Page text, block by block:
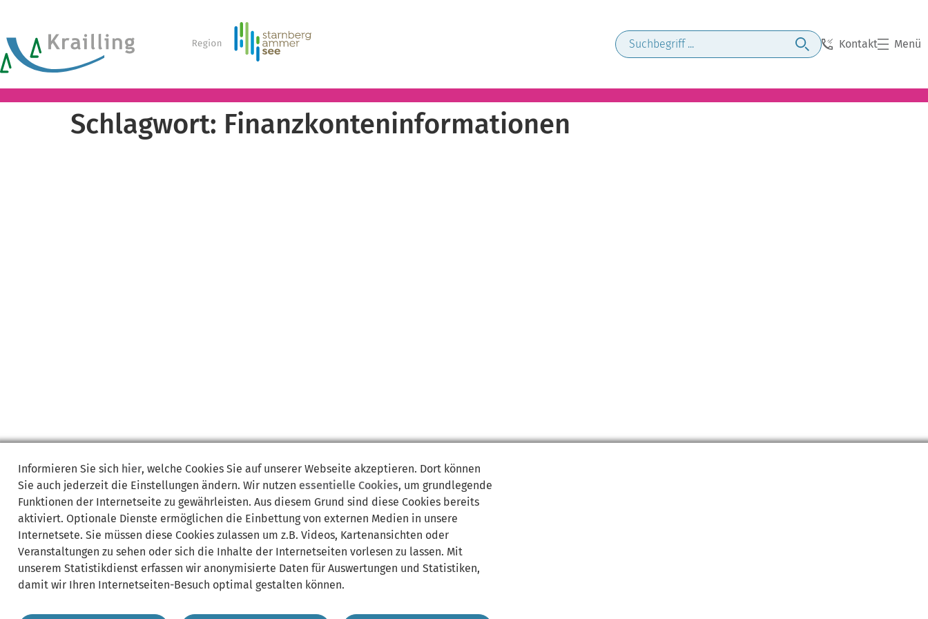
Kontakt Menü
Schlagwort: Finanzkonteninformationen
Informieren Sie sich hier, welche Cookies Sie auf unserer Webseite akzeptieren. Dort können
Sie auch jederzeit die Einstellungen ändern. Wir nutzen essentielle Cookies, um grundlegende
Funktionen der Internetseite zu gewährleisten. Aus diesem Grund sind diese Cookies bereits
aktiviert. Optionale Dienste ermöglichen die Einbettung von externen Medien in unsere
Internetsete. Sie müssen diese Cookies zulassen um z.B. Videos, Kartenansichten oder
Veranstaltungen zu sehen oder sich die Inhalte der Internetseiten vorlesen zu lassen. Mit
unserem Statistikdienst erfassen wir anonymisierte Daten für Auswertungen und Statistiken,
damit wir Ihren Internetseiten-Besuch optimal gestalten können.